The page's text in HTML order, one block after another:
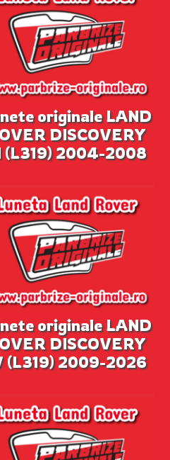
originale LAND
DISCOVERY
(L319) 2004-2008
originale LAND
DISCOVERY
(L319) 2009-2026